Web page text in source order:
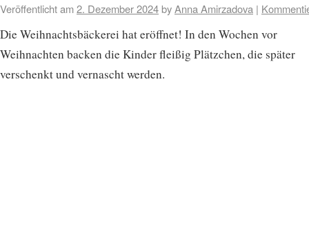
Veröffentlicht am2. Dezember 2024byAnna Amirzadova |
Die Weihnachtsbäckerei hat eröffnet! In den Wochen vor
Weihnachten backen die Kinder fleißig Plätzchen, die später
verschenkt und vernascht werden.